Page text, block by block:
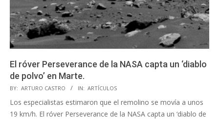
El róver Perseverance de la NASA capta un ‘diablo
de polvo’ en Marte.
2023-
10-
07
BY: ARTURO CASTRO IN: ARTÍCULOS
Los especialistas estimaron que el remolino se movía a unos
19 km/h. El róver Perseverance de la NASA capta un ‘diablo de